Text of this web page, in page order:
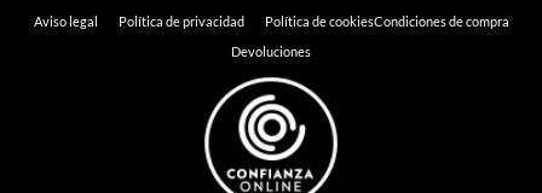
Aviso legal Política de privacidad Política de cookiesCondiciones de compra
Devoluciones